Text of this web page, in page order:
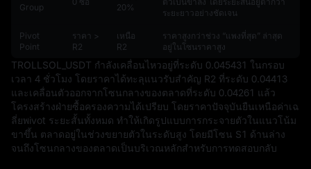
Group
20%
ระยะยาวอย่างชัดเจน
Pivot
Point
ราคา >
R2
เหนือ
R2
ราคาสูงกว่าช่วง “แพงที่สุด” ล่าสุด
อยู่ในโซนราคาสูง
TROLLSOL_USDT กำลังเคลื่อนไหวอยู่ที่ระดับ 0.045431 ในกรอบ
เวลา 4 ชั่วโมง โดยราคาได้ทะลุแนวรับสำคัญ R2 ที่ระดับ 0.04413
และเคลื่อนตัวออกจากโซนกลางของตลาดที่ระดับ 0.04261 แล้ว
โครงสร้างฝ่ายซื้อครองความได้เปรียบ โดยราคาปัจจุบันยืนเหนือค่าเฉ
ลี่ยพivot ระยะสั้นทั้งหมด ทำให้เกิดรูปแบบการกระจายตัวในแนวโน้ม
ขาขึ้น ตลาดอยู่ในช่วงขยายตัวในระดับสูง โดยมีโซน S1 ด้านล่าง
จนถึงโซนกลางของตลาดเป็นบริเวณหลักสำหรับการทดสอบกลับ